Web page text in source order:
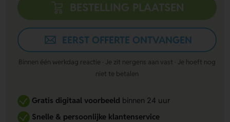
BESTELLING PLAATSEN
EERST OFFERTE ONTVANGEN
Binnen één werkdag reactie · Je zit nergens aan vast · Je hoeft nog
niet te betalen
Gratis digitaal voorbeeldbinnen 24 uur
Snelle & persoonlijke klantenservice